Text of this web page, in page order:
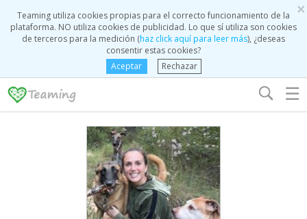
×
Teaming utiliza cookies propias para el correcto funcionamiento de la
plataforma. NO utiliza cookies de publicidad. Lo que sí utiliza son cookies
de terceros para la medición (haz click aquí para leer más), ¿deseas
consentir estas cookies?
Aceptar
Rechazar
☰